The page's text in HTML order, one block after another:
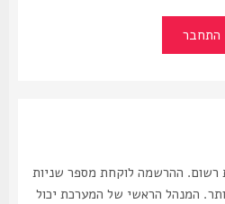
ההרשמה לוקחת מספר שניות
המנהל הראשי של המערכת יכול